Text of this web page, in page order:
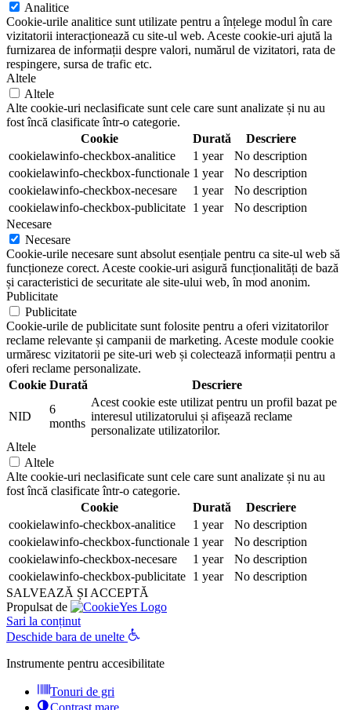
Analitice
Cookie-urile analitice sunt utilizate pentru a înțelege modul în care
vizitatorii interacționează cu site-ul web. Aceste cookie-uri ajută la
furnizarea de informații despre valori, numărul de vizitatori, rata de
respingere, sursa de trafic etc.
Altele
Altele
Alte cookie-uri neclasificate sunt cele care sunt analizate și nu au
fost încă clasificate într-o categorie.
Cookie
Durată
Descriere
cookielawinfo-checkbox-analitice
1 year
No description
cookielawinfo-checkbox-functionale 1 year
No description
cookielawinfo-checkbox-necesare
1 year
No description
cookielawinfo-checkbox-publicitate 1 year
No description
Necesare
Necesare
Cookie-urile necesare sunt absolut esențiale pentru ca site-ul web să
funcționeze corect. Aceste cookie-uri asigură funcționalități de bază
și caracteristici de securitate ale site-ului web, în mod anonim.
Publicitate
Publicitate
Cookie-urile de publicitate sunt folosite pentru a oferi vizitatorilor
reclame relevante și campanii de marketing. Aceste module cookie
urmăresc vizitatorii pe site-uri web și colectează informații pentru a
oferi reclame personalizate.
Cookie Durată Descriere
NID
6
months
Acest cookie este utilizat pentru un profil bazat pe
interesul utilizatorului și afișează reclame
personalizate utilizatorilor.
Altele
Altele
Alte cookie-uri neclasificate sunt cele care sunt analizate și nu au
fost încă clasificate într-o categorie.
Cookie
Durată
Descriere
cookielawinfo-checkbox-analitice
1 year
No description
cookielawinfo-checkbox-functionale 1 year
No description
cookielawinfo-checkbox-necesare
1 year
No description
cookielawinfo-checkbox-publicitate 1 year
No description
SALVEAZĂ ȘI ACCEPTĂ
Propulsat de
Sari la conținut
Deschide bara de unelte
Instrumente pentru accesibilitate
Tonuri de gri